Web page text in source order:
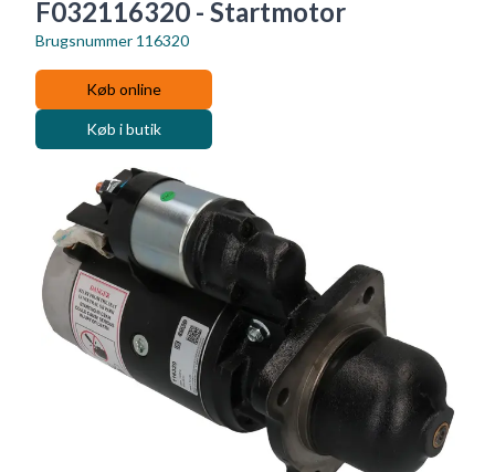
F032116320 - Startmotor
Brugsnummer 116320
Køb online
Køb i butik